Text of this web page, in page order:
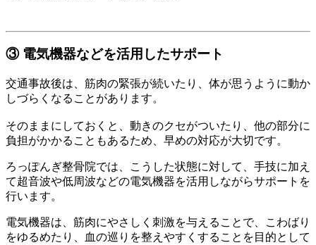
③ 電気機器などを活用したサポート
交通事故後は、筋肉の緊張が続いたり、体が思うように動か
しづらくなることがあります。
そのままにしておくと、動きのクセがついたり、他の部分に
負担がかかることもあるため、早めの対応が大切です。
ろっぽんぎ整骨院では、こうした状態に対して、手技に加え
て超音波や低周波などの電気機器を活用しながらサポートを
行います。
電気機器は、筋肉にやさしく刺激を与えることで、こわばり
をゆるめたり、血の巡りを整えやすくすることを目的として